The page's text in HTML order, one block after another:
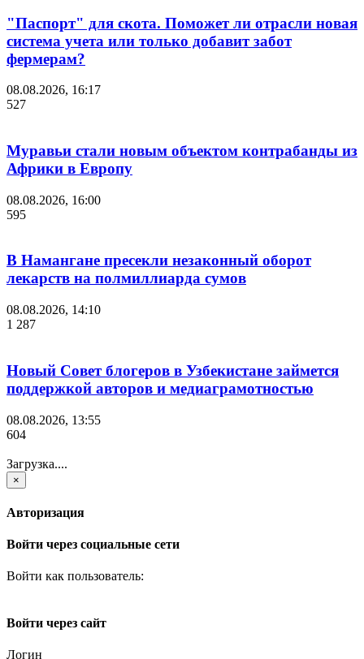
"Паспорт" для скота. Поможет ли отрасли новая
система учета или только добавит забот
фермерам?
08.08.2026, 16:17
527
Муравьи стали новым объектом контрабанды из
Африки в Европу
08.08.2026, 16:00
595
В Намангане пресекли незаконный оборот
лекарств на полмиллиарда сумов
08.08.2026, 14:10
1 287
Новый Совет блогеров в Узбекистане займется
поддержкой авторов и медиаграмотностью
08.08.2026, 13:55
604
Загрузка....
×
Авторизация
Войти через социальные сети
Войти как пользователь:
Войти через сайт
Логин